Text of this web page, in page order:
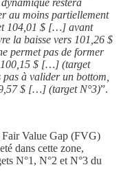
au moins partiellement
104,01 $ […] avant
la baisse vers 101,26 $
permet pas de former
100,15 $ […] (target
à valider un bottom,
$ […] (target N°3)”.
Value Gap (FVG)
dans cette zone,
N°1, N°2 et N°3 du